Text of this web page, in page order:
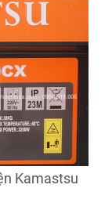
Kamastsu